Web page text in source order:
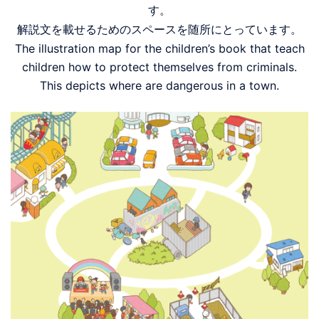
す。
解説文を載せるためのスペースを随所にとっています。
The illustration map for the children’s book that teach
children how to protect themselves from criminals.
This depicts where are dangerous in a town.